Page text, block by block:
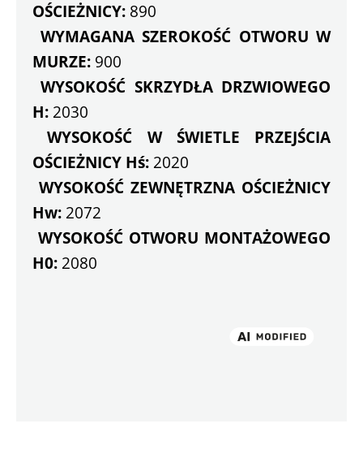
OŚCIEŻNICY: 890
WYMAGANA SZEROKOŚĆ OTWORU W
MURZE: 900
WYSOKOŚĆ SKRZYDŁA DRZWIOWEGO
H: 2030
WYSOKOŚĆ W ŚWIETLE PRZEJŚCIA
OŚCIEŻNICY Hś: 2020
WYSOKOŚĆ ZEWNĘTRZNA OŚCIEŻNICY
Hw: 2072
WYSOKOŚĆ OTWORU MONTAŻOWEGO
H0: 2080